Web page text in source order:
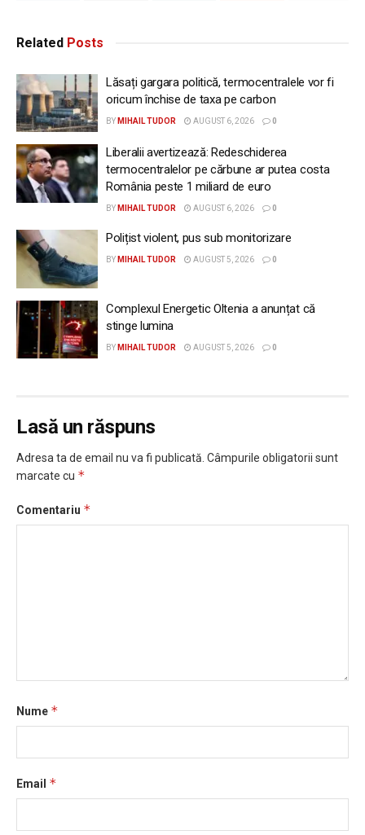
Related Posts
Lăsați gargara politică, termocentralele vor fi
oricum închise de taxa pe carbon
BY MIHAIL TUDOR AUGUST 6, 2026 0
Liberalii avertizează: Redeschiderea
termocentralelor pe cărbune ar putea costa
România peste 1 miliard de euro
BY MIHAIL TUDOR AUGUST 6, 2026 0
Polițist violent, pus sub monitorizare
BY MIHAIL TUDOR AUGUST 5, 2026 0
Complexul Energetic Oltenia a anunțat că
stinge lumina
BY MIHAIL TUDOR AUGUST 5, 2026 0
Lasă un răspuns
Adresa ta de email nu va fi publicată. Câmpurile obligatorii sunt
marcate cu *
Comentariu *
Nume *
Email *